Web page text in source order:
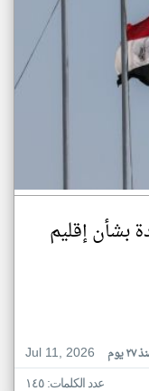
بشأن إقليم
Jul 11, 2026
يوم
عدد الكلمات: ١٤٥